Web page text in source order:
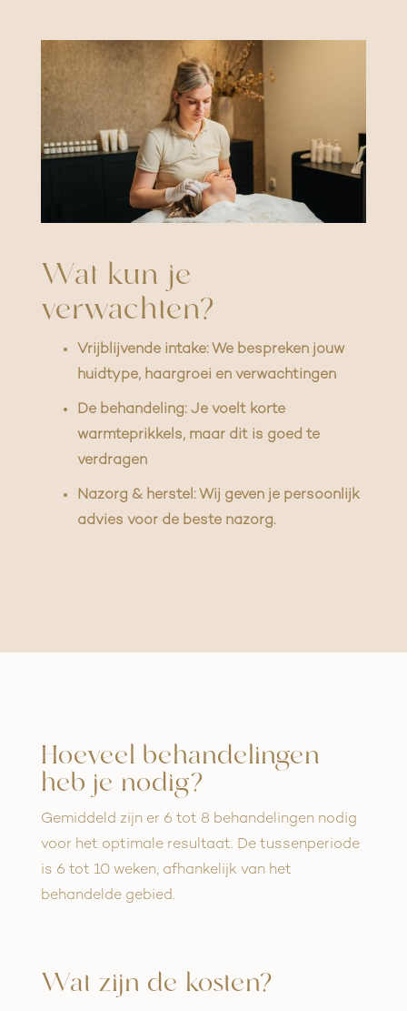
Wat kun je
verwachten?
Vrijblijvende intake: We bespreken jouw
huidtype, haargroei en verwachtingen
De behandeling: Je voelt korte
warmteprikkels, maar dit is goed te
verdragen
Nazorg & herstel: Wij geven je persoonlijk
advies voor de beste nazorg.
Hoeveel behandelingen
heb je nodig?
Gemiddeld zijn er 6 tot 8 behandelingen nodig
voor het optimale resultaat. De tussenperiode
is 6 tot 10 weken, afhankelijk van het
behandelde gebied.
Wat zijn de kosten?